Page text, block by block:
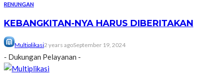
RENUNGAN
KEBANGKITAN-NYA HARUS DIBERITAKAN
Multiplikasi2 years agoSeptember 19, 2024
- Dukungan Pelayanan -